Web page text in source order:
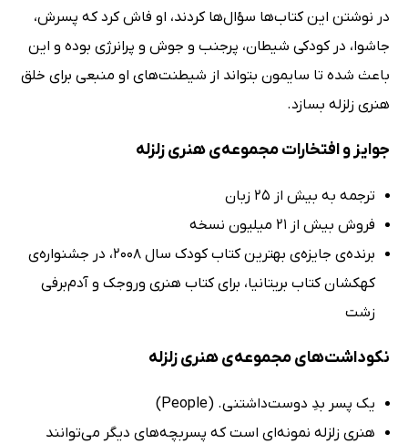
در نوشتن این کتاب‌ها سؤال‌ها کردند، او فاش کرد که پسرش،
جاشوا، در کودکی شیطان، پرجنب‌ و جوش و پرانرژی بوده و این
باعث شده تا سایمون بتواند از شیطنت‌های او منبعی برای خلق
هنری زلزله بسازد.
جوایز و افتخارات مجموعه‌ی هنری زلزله
ترجمه به بیش از 25 زبان
فروش بیش از 21 میلیون نسخه
برنده‌ی جایزه‌ی بهترین کتاب کودک سال 2008، در جشنواره‌ی
کهکشان کتاب بریتانیا، برای کتاب هنری وروجک و آدم‌برفی
زشت
نکوداشت‌های مجموعه‌ی هنری زلزله
یک پسر بدِ دوست‌داشتنی. (People)
هنری زلزله‌ نمونه‌ای است که پسربچه‌های دیگر می‌توانند